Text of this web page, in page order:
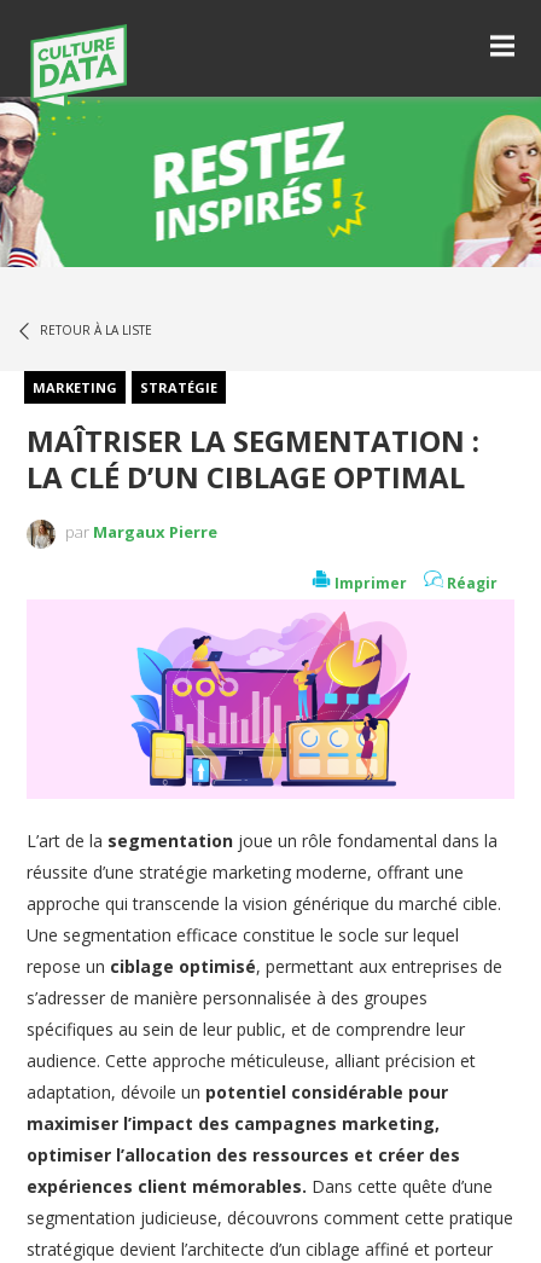
RETOUR À LA LISTE
MARKETING STRATÉGIE
MAÎTRISER LA SEGMENTATION :
LA CLÉ D’UN CIBLAGE OPTIMAL
par Margaux Pierre
Réagir
Imprimer
L’art de la segmentation joue un rôle fondamental dans la
réussite d’une stratégie marketing moderne, offrant une
approche qui transcende la vision générique du marché cible.
Une segmentation efficace constitue le socle sur lequel
repose un ciblage optimisé, permettant aux entreprises de
s’adresser de manière personnalisée à des groupes
spécifiques au sein de leur public, et de comprendre leur
audience. Cette approche méticuleuse, alliant précision et
adaptation, dévoile un potentiel considérable pour
maximiser l’impact des campagnes marketing,
optimiser l’allocation des ressources et créer des
expériences client mémorables. Dans cette quête d’une
segmentation judicieuse, découvrons comment cette pratique
stratégique devient l’architecte d’un ciblage affiné et porteur